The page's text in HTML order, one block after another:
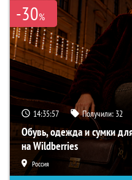
-30%
14:35:56 Получили: 32
Обувь, одежда и сумки
на Wildberries
Россия